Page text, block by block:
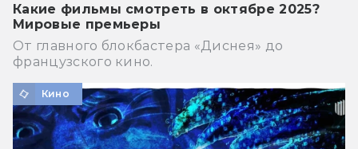
Какие фильмы смотреть в октябре 2025?
Мировые премьеры
От главного блокбастера «Диснея» до
французского кино.
Кино